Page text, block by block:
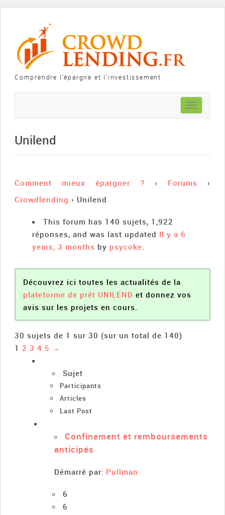
Comprendre l'épargne et l'investissement
Toggle
navigation
Unilend
Comment mieux épargner ? › Forums
›
Crowdlending › Unilend
This forum has 140 sujets, 1,922
réponses, and was last updated Il y a 6
years, 3 months by psycoke.
Découvrez ici toutes les actualités de la
plateforme de prêt UNILEND et donnez vos
avis sur les projets en cours.
30 sujets de 1 sur 30 (sur un total de 140)
1 2 3 4 5 →
Sujet
Participants
Articles
Last Post
Confinement et remboursements
anticipés
Démarré par: Pullman
6
6